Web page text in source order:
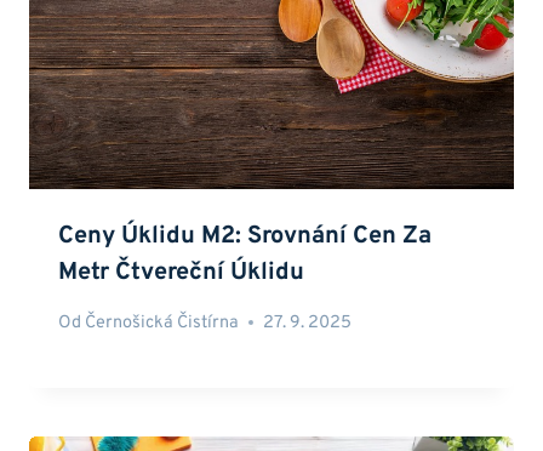
Ceny Úklidu M2: Srovnání Cen Za
Metr Čtvereční Úklidu
Od Černošická Čistírna 27. 9. 2025